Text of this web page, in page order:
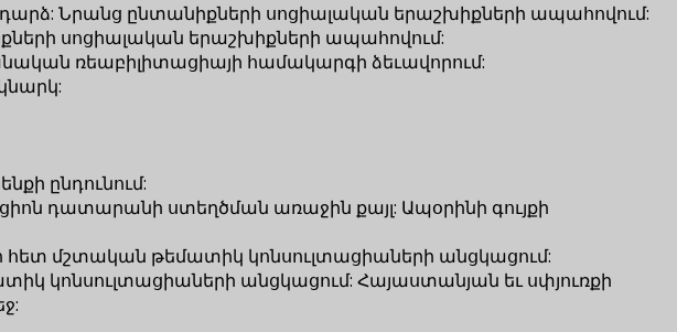
Նրանց ընտանիքների սոցիալական երաշխիքների ապահովում:
սոցիալական երաշխիքների ապահովում:
ռեաբիլիտացիայի համակարգի ձեւավորում:
ընդունում:
դատարանի ստեղծման առաջին քայլ: Ապօրինի գույքի
մշտական թեմատիկ կոնսուլտացիաների անցկացում:
կոնսուլտացիաների անցկացում: Հայաստանյան եւ սփյուռքի